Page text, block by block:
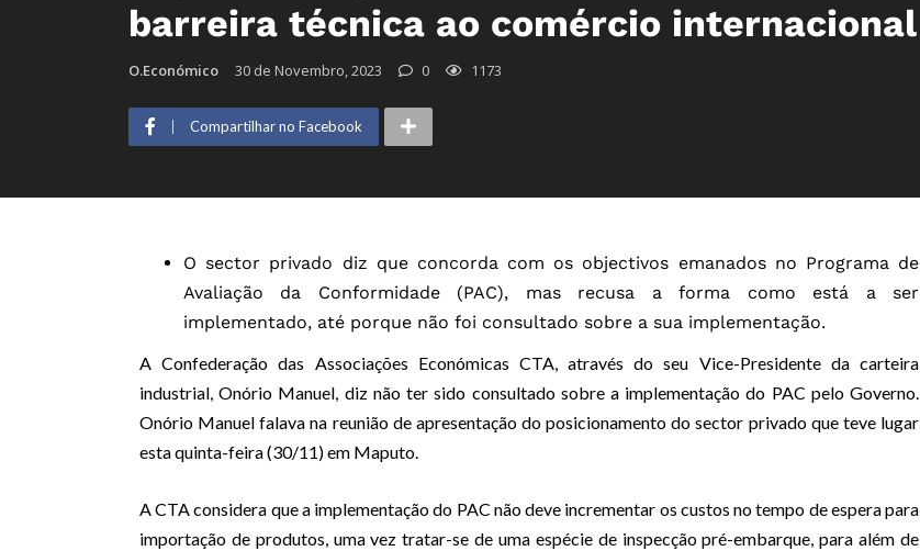
barreira técnica ao comércio internacional
O.Económico 30 de Novembro, 2023 0 1173
Compartilhar no Facebook
O sector privado diz que concorda com os objectivos emanados no Programa de
Avaliação da Conformidade (PAC), mas recusa a forma como está a ser
implementado, até porque não foi consultado sobre a sua implementação.
A Confederação das Associações Económicas CTA, através do seu Vice-Presidente da carteira
industrial, Onório Manuel, diz não ter sido consultado sobre a implementação do PAC pelo Governo.
Onório Manuel falava na reunião de apresentação do posicionamento do sector privado que teve lugar
esta quinta-feira (30/11) em Maputo.
A CTA considera que a implementação do PAC não deve incrementar os custos no tempo de espera para
importação de produtos, uma vez tratar-se de uma espécie de inspecção pré-embarque, para além de